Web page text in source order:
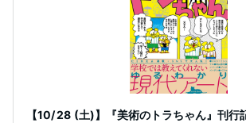
【10/ 28 (土)】『美術のトラちゃん』刊行